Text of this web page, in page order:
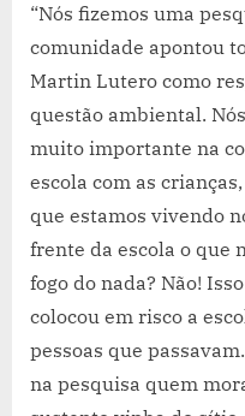
“Nós fizemos uma
comunidade apontou
Martin Lutero como
questão ambiental.
muito importante na
escola com as
que estamos vivendo
frente da escola o que
fogo do nada? Não!
colocou em risco a
pessoas que
na pesquisa quem